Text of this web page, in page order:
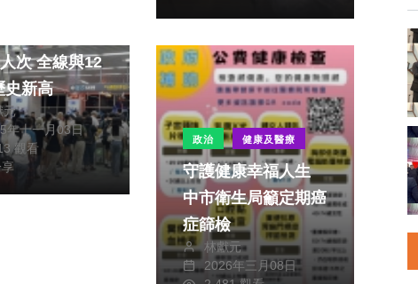
線與12
史新高
元
年十一月03日
觀看
政治 健康及醫療
守護健康幸福人生
中市衛生局籲定期癌
症篩檢
林獻元
2026年三月08日